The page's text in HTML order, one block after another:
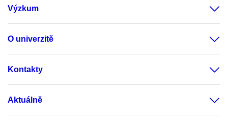
Výzkum
O univerzitě
Kontakty
Aktuálně